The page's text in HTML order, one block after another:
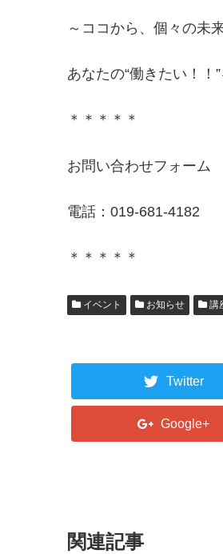
～ココから、個々の未
あなたの“働きたい！！
＊＊＊＊＊
お問い合わせフォーム
電話：019-681-4182
＊＊＊＊＊
イベント お知らせ 講
Twitter
Google+
関連記事